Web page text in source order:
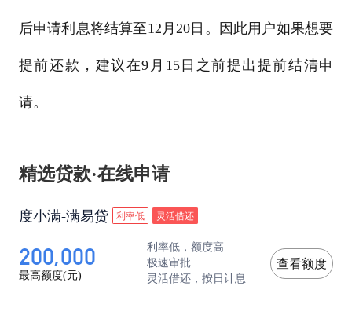
后申请利息将结算至12月20日。因此用户如果想要
提前还款，建议在9月15日之前提出提前结清申
请。
精选贷款·在线申请
度小满-满易贷 利率低 灵活借还
200,000
最高额度(元)
利率低，额度高
极速审批
灵活借还，按日计息
查看额度